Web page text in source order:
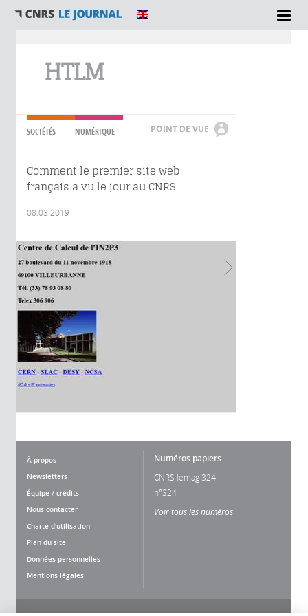
HTLM
SOCIÉTÉS NUMÉRIQUE POINT DE VUE
Comment le premier site web
français a vu le jour au CNRS
08.03.2019
À propos
Newsletters
Équipe / crédits
Nous contacter
Charte d'utilisation
Plan du site
Données personnelles
Mentions légales
Numéros papiers
CNRS lemag 324
n°324
Voir tous les numéros